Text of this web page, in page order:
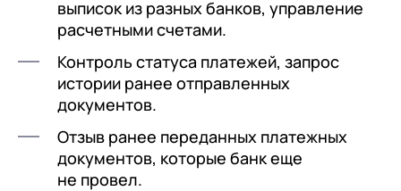
выписок из разных банков, управление
расчетными счетами.
Контроль статуса платежей, запрос
истории ранее отправленных
документов.
Отзыв ранее переданных платежных
документов, которые банк еще
не провел.